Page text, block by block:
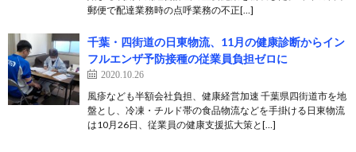
郵便で配達業務時の点呼業務の不正[…]
千葉・四街道の日東物流、11月の健康診断からイン
フルエンザ予防接種の従業員負担ゼロに
2020.10.26
風疹なども半額会社負担、健康経営加速 千葉県四街道市を地
盤とし、冷凍・チルド帯の食品物流などを手掛ける日東物流
は10月26日、従業員の健康支援拡大策と[…]